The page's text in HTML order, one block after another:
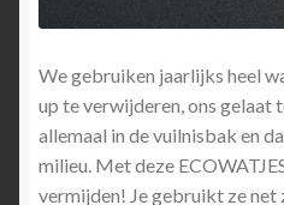
We gebruiken jaarlijks heel
up te verwijderen, ons gelaat
allemaal in de vuilnisbak en
milieu. Met deze
vermijden! Je gebruikt ze net